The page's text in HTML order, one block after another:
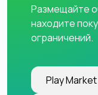
Размещайте
находите
ограничений.
Play Market